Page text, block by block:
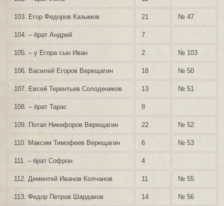
103. Егор Федоров Казымов 21 № 47
104. – брат Андрей 7
105. – у Егора сын Иван 2 № 103
106. Василей Егоров Верещагин 18 № 50
107. Евсей Терентьев Солодеников 13 № 51
108. – брат Тарас 8
109. Потап Никифоров Верещагин 22 № 52
110. Максим Тимофеев Верещагин 6 № 53
111. – брат Софрон 4
112. Дементей Иванов Колчанов 11 № 55
113. Федор Петров Шардаков 14 № 56